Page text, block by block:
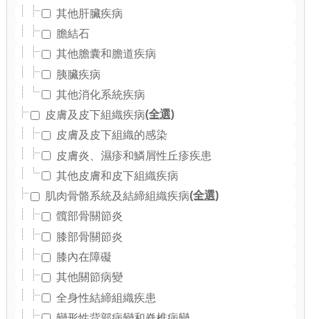
其他肝臟疾病
膽結石
其他膽囊和膽道疾病
胰臟疾病
其他消化系統疾病
皮膚及皮下組織疾病(全選)
皮膚及皮下組織的感染
皮膚炎、濕疹和鱗屑性丘疹疾患
其他皮膚和皮下組織疾病
肌肉骨骼系統及結締組織疾病(全選)
髖部骨關節炎
膝部骨關節炎
膝內在障礙
其他關節病變
全身性結締組織疾患